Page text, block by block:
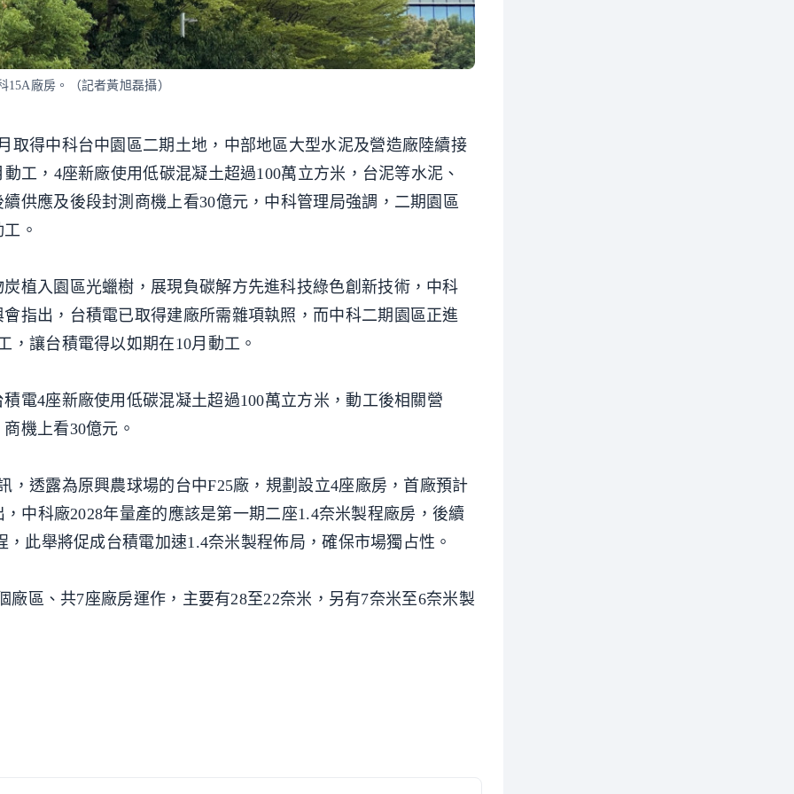
廠房。（記者黃旭磊攝）
取得中科台中園區二期土地，中部地區大型水泥及營造廠陸續接
工，4座新廠使用低碳混凝土超過100萬立方米，台泥等水泥、
供應及後段封測商機上看30億元，中科管理局強調，二期園區
。
植入園區光蠟樹，展現負碳解方先進科技綠色創新技術，中科
指出，台積電已取得建廠所需雜項執照，而中科二期園區正進
，讓台積電得以如期在10月動工。
電4座新廠使用低碳混凝土超過100萬立方米，動工後相關營
機上看30億元。
，透露為原興農球場的台中F25廠，規劃設立4座廠房，首廠預計
中科廠2028年量產的應該是第一期二座1.4奈米製程廠房，後續
此舉將促成台積電加速1.4奈米製程佈局，確保市場獨占性。
廠區、共7座廠房運作，主要有28至22奈米，另有7奈米至6奈米製